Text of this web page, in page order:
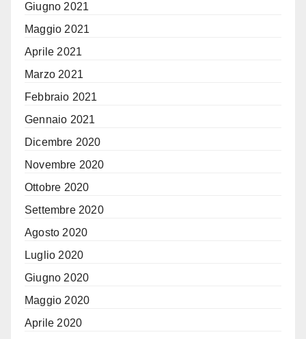
Giugno 2021
Maggio 2021
Aprile 2021
Marzo 2021
Febbraio 2021
Gennaio 2021
Dicembre 2020
Novembre 2020
Ottobre 2020
Settembre 2020
Agosto 2020
Luglio 2020
Giugno 2020
Maggio 2020
Aprile 2020